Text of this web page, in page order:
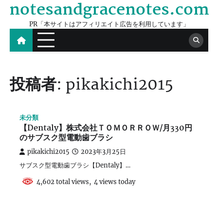
Skip
content
notesandgracenotes.com
PR「本サイトはアフィリエイト広告を利用しています」
投稿者: pikakichi2015
未分類
【Dentaly】株式会社ＴＯＭＯＲＲＯＷ/月330円
のサブスク型電動歯ブラシ
pikakichi2015 2023年3月25日
サブスク型電動歯ブラシ【Dentaly】…
4,602 total views, 4 views today